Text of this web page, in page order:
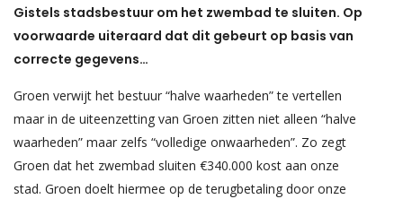
Gistels stadsbestuur om het zwembad te sluiten. Op
voorwaarde uiteraard dat dit gebeurt op basis van
correcte gegevens…
Groen verwijt het bestuur “halve waarheden” te vertellen
maar in de uiteenzetting van Groen zitten niet alleen “halve
waarheden” maar zelfs “volledige onwaarheden”. Zo zegt
Groen dat het zwembad sluiten €340.000 kost aan onze
stad. Groen doelt hiermee op de terugbetaling door onze